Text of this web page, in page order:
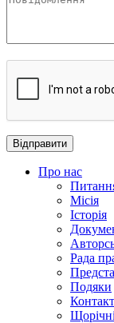
Про нас
Місія
Історія
Рада
Подяки